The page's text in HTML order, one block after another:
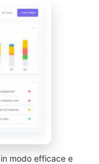
modo efficace e